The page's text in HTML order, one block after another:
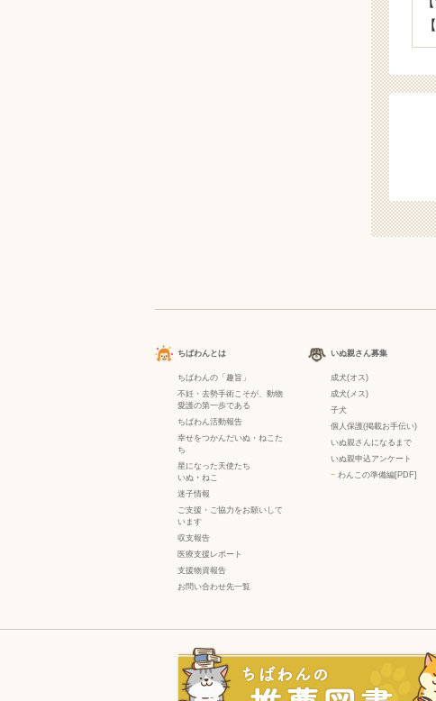
ちばわんとは
ちばわんの「趣旨」
不妊・去勢手術こそが、動物
愛護の第一歩である
ちばわん活動報告
幸せをつかんだいぬ・ねこた
ち
星になった天使たち
いぬ ・ ねこ
迷子情報
ご支援・ご協力をお願いして
います
収支報告
医療支援レポート
支援物資報告
お問い合わせ先一覧
いぬ親さん募集
成犬(オス)
成犬(メス)
子犬
個人保護(掲載お手伝い)
いぬ親さんになるまで
いぬ親申込アンケート
− わんこの準備編[PDF]